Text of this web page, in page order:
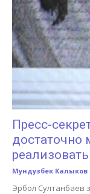
Пресс-
Мундузбек Калыков
Эрбол Султанбаев